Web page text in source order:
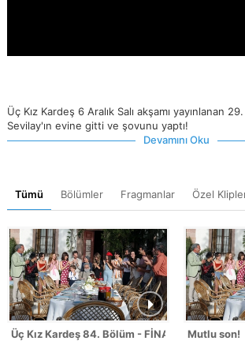
Üç Kız Kardeş 6 Aralık Salı akşamı yayınlanan
Sevilay'ın evine gitti ve şovunu yaptı!
Devamını Oku
Tümü Bölümler Fragmanlar Özel
Üç Kız Kardeş 84. Bölüm - FİNAL Mutlu son!